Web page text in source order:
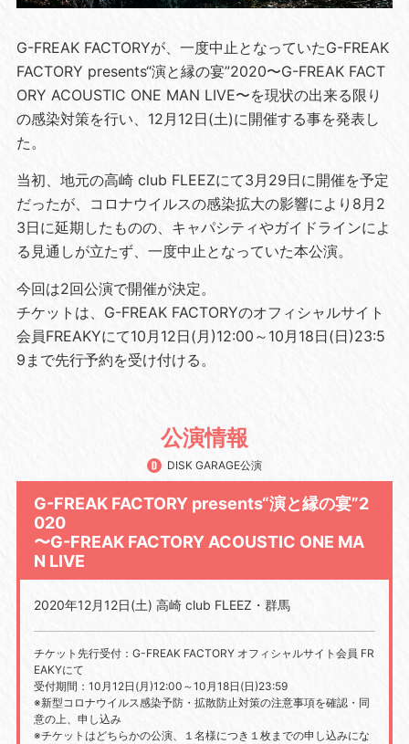
G-FREAK FACTORYが、一度中止となっていたG-FREAK
FACTORY presents“演と縁の宴”2020〜G-FREAK FACT
ORY ACOUSTIC ONE MAN LIVE〜を現状の出来る限り
の感染対策を行い、12月12日(土)に開催する事を発表し
た。
当初、地元の高崎 club FLEEZにて3月29日に開催を予定
だったが、コロナウイルスの感染拡大の影響により8月2
3日に延期したものの、キャパシティやガイドラインによ
る見通しが立たず、一度中止となっていた本公演。
今回は2回公演で開催が決定。
チケットは、G-FREAK FACTORYのオフィシャルサイト
会員FREAKYにて10月12日(月)12:00～10月18日(日)23:5
9まで先行予約を受け付ける。
公演情報
DISK GARAGE公演
G-FREAK FACTORY presents“演と縁の宴”2
020
〜G-FREAK FACTORY ACOUSTIC ONE MA
N LIVE
2020年12月12日(土) 高崎 club FLEEZ・群馬
チケット先行受付：G-FREAK FACTORY オフィシャルサイト会員 FR
EAKYにて
受付期間：10月12日(月)12:00～10月18日(日)23:59
※新型コロナウイルス感染予防・拡散防止対策の注意事項を確認・同
意の上、申し込み
※チケットはどちらかの公演、１名様につき１枚までの申し込みにな